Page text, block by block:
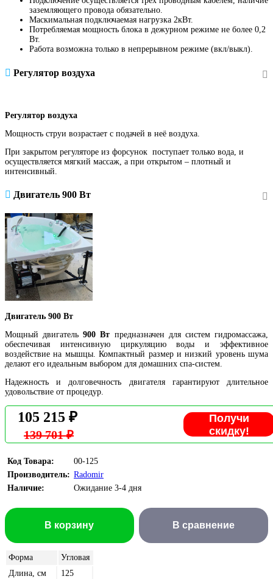
заземляющего провода обязательно.
Маскимальная подключаемая нагрузка 2кВт.
Потребляемая мощность блока в дежурном режиме не более 0,2
Вт.
Работа возможна только в непрерывном режиме (вкл/выкл).
Регулятор воздуха
Регулятор воздуха
Мощность струи возрастает с подачей в неё воздуха.
При закрытом регуляторе из форсунок поступает только вода, и
осуществляется мягкий массаж, а при открытом – плотный и
интенсивный.
Двигатель 900 Вт
Двигатель 900 Вт
Мощный двигатель900 Вт предназначен для систем гидромассажа,
обеспечивая интенсивную циркуляцию воды и эффективное
воздействие на мышцы. Компактный размер и низкий уровень шума
делают его идеальным выбором для домашних спа-систем.
Надежность и долговечность двигателя гарантируют длительное
удовольствие от процедур.
139 701 ₽
105 215 ₽
Получи
скидку!
Код Товара:
00-125
Производитель: Radomir
Наличие:
Ожидание 3-4 дня
В сравнение
В корзину
Форма
Угловая
Длина, см
125